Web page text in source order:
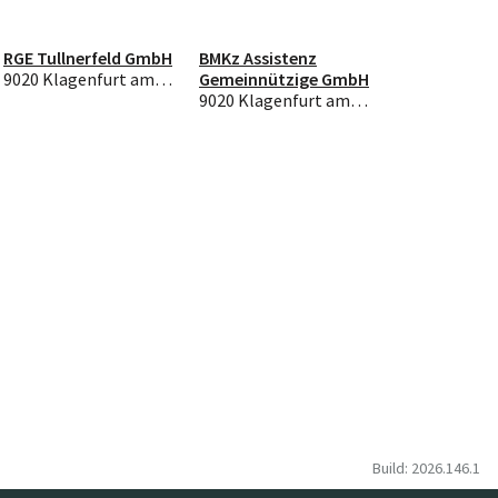
RGE Tullnerfeld GmbH
9020 Klagenfurt am Wörthersee
BMKz Assistenz
Gemeinnützige GmbH
9020 Klagenfurt am Wörthersee
Build: 2026.146.1